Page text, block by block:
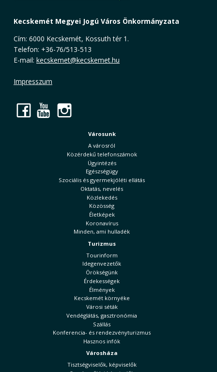
Kecskemét Megyei Jogú Város Önkormányzata
Cím: 6000 Kecskemét, Kossuth tér 1.
Telefon: +36-76/513-513
E-mail: kecskemet@kecskemet.hu
Impresszum
Facebook
YouTube
Városunk
A városról
Közérdekű telefonszámok
Ügyintézés
Egészségügy
Szociális és gyermekjóléti ellátás
Oktatás, nevelés
Közlekedés
Közösség
Életképek
Koronavírus
Minden, ami hulladék
Turizmus
Tourinform
Idegenvezetők
Örökségünk
Érdekességek
Élmények
Kecskemét környéke
Városi séták
Vendéglátás, gasztronómia
Szállás
Konferencia- és rendezvényturizmus
Hasznos infók
Városháza
Tisztségviselők, képviselők